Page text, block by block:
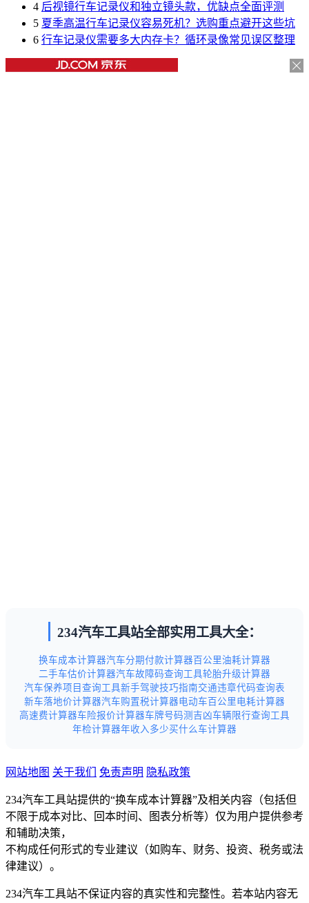
4 后视镜行车记录仪和独立镜头款，优缺点全面评测
5 夏季高温行车记录仪容易死机？选购重点避开这些坑
6 行车记录仪需要多大内存卡？循环录像常见误区整理
234汽车工具站全部实用工具大全：
换车成本计算器汽车分期付款计算器百公里油耗计算器
二手车估价计算器汽车故障码查询工具轮胎升级计算器
汽车保养项目查询工具新手驾驶技巧指南交通违章代码查询表
新车落地价计算器汽车购置税计算器电动车百公里电耗计算器
高速费计算器车险报价计算器车牌号码测吉凶车辆限行查询工具
年检计算器年收入多少买什么车计算器
网站地图 关于我们 免责声明 隐私政策
234汽车工具站提供的“换车成本计算器”及相关内容（包括但
不限于成本对比、回本时间、图表分析等）仅为用户提供参考
和辅助决策，
不构成任何形式的专业建议（如购车、财务、投资、税务或法
律建议）。
234汽车工具站不保证内容的真实性和完整性。若本站内容无